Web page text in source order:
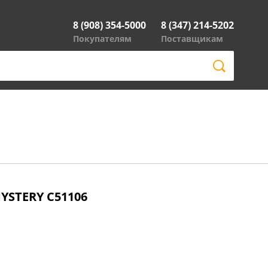
8 (908) 354-5000
Покупателям
8 (347) 214-5202
Поставщикам
C51106